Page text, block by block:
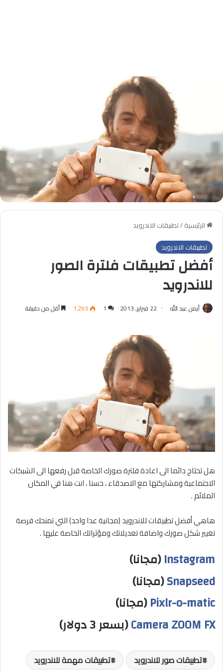
الرئيسية/تطبيقات الاندرويد
تطبيقات الاندرويد
أفضل تطبيقات فلترة الصور
للاندرويد
أيمن عبد الله 22 فبراير, 2013 1 1٬293 أقل من دقيقة
هل تحتاج دائما الى اعادة فلترة صورك الخاصة قبل رفعها الى الشبكات
الاجتماعية ومشاركتها مع الاصدقاء ، حسنا ، انت هنا في المكان
الملائم .
هاهي أفضل تطبيقات للاندرويد (مجانية عدا واحد) التي تمنحك فرصة
تغيير شكل صورك واضافة تعديلاتك ومؤثراتك الخاصة عليها .
Instagram(مجانا)
Snapseed(مجانا)
Pixlr-o-matic(مجانا)
Camera ZOOM FX(بسعر 3 دولار)
تطبيقات صور للاندرويد تطبيقات مهمة للاندرويد